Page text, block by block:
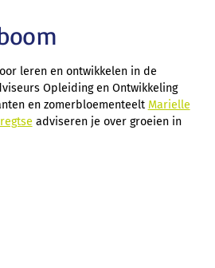
leren en ontwikkelen in de
Opleiding en Ontwikkeling
en zomerbloementeelt Marielle
adviseren je over groeien in